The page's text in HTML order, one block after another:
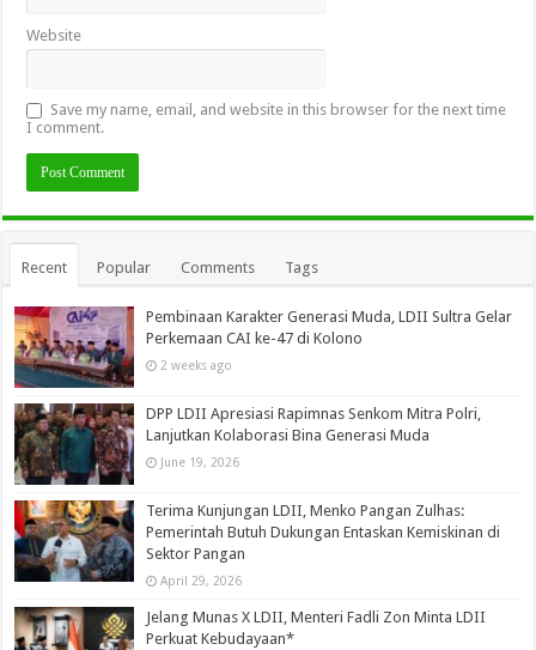
Website
Save my name, email, and website in this browser for the next time
I comment.
Recent Popular Comments Tags
Pembinaan Karakter Generasi Muda, LDII Sultra Gelar
Perkemaan CAI ke-47 di Kolono
2 weeks ago
DPP LDII Apresiasi Rapimnas Senkom Mitra Polri,
Lanjutkan Kolaborasi Bina Generasi Muda
June 19, 2026
Terima Kunjungan LDII, Menko Pangan Zulhas:
Pemerintah Butuh Dukungan Entaskan Kemiskinan di
Sektor Pangan
April 29, 2026
Jelang Munas X LDII, Menteri Fadli Zon Minta LDII
Perkuat Kebudayaan*